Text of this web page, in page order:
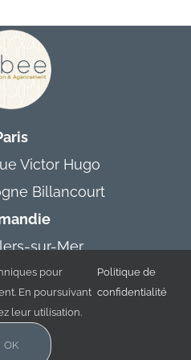
Victor Hugo
Billancourt
sur-Mer
nibee.fr
pour
En poursuivant
leur utilisation.
Politique de
confidentialité
OK